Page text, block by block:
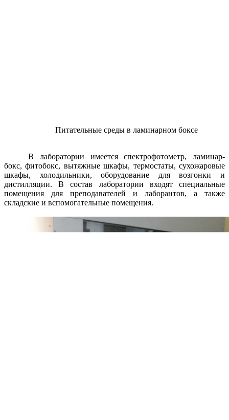
Питательные среды в ламинарном боксе
В лаборатории имеется спектрофотометр, ламинар-
бокс, фитобокс, вытяжные шкафы, термостаты, сухожаровые
шкафы, холодильники, оборудование для возгонки и
дистилляции. В состав лаборатории входят специальные
помещения для преподавателей и лаборантов, а также
складские и вспомогательные помещения.